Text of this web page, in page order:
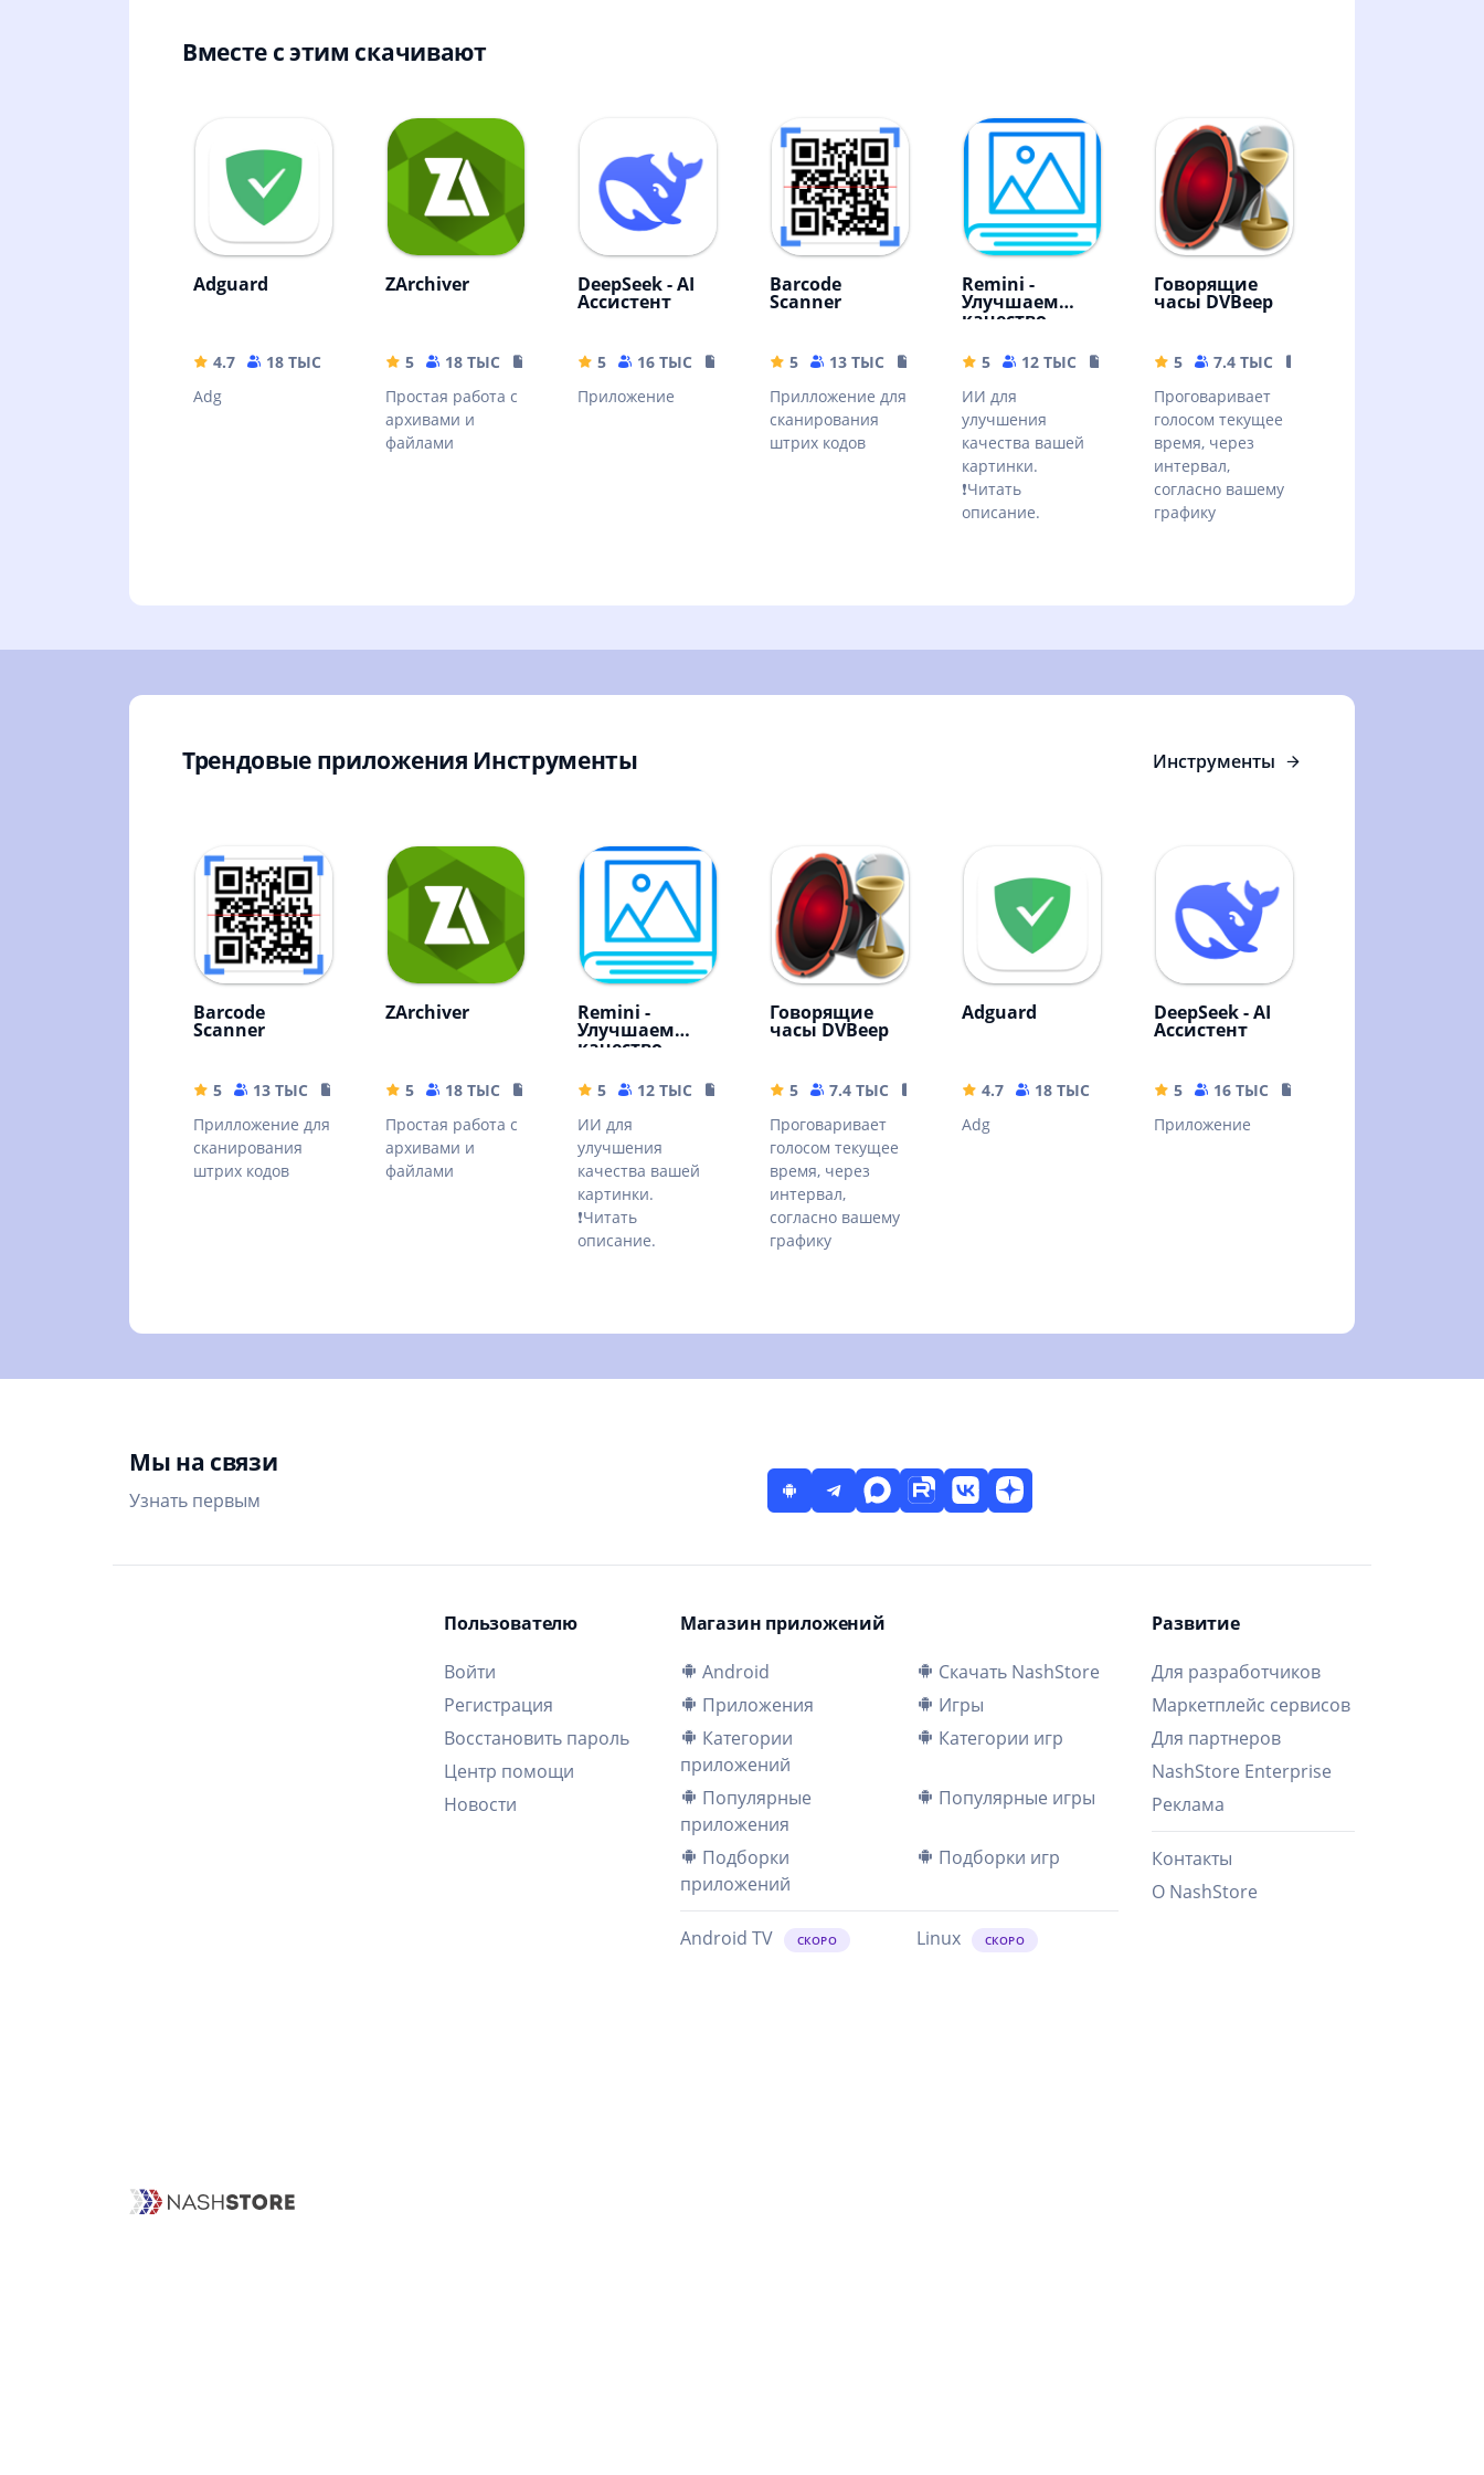
Вместе с этим скачивают
Adguard
4.7 18 ТЫС
35.63 MB
Adg
ZArchiver
5 18 ТЫС
10.32 MB
Простая работа с
архивами и
файлами
DeepSeek - AI
Ассистент
5 16 ТЫС
16.44 MB
Приложение
Barcode
Scanner
5 13 ТЫС
4.04 MB
Прилложение для
сканирования
штрих кодов
Remini -
Улучшаем
качество
5 12 ТЫС
79.19 MB
ИИ для
улучшения
качества вашей
картинки.
❗Читать
описание.
Говорящие
часы DVBeep
5 7.4 ТЫС
Проговаривает
голосом текущее
время, через
интервал,
согласно вашему
графику
Трендовые приложения Инструменты Инструменты
Barcode
Scanner
5 13 ТЫС
4.04 MB
Прилложение для
сканирования
штрих кодов
ZArchiver
5 18 ТЫС
10.32 MB
Простая работа с
архивами и
файлами
Remini -
Улучшаем
качество
5 12 ТЫС
79.19 MB
ИИ для
улучшения
качества вашей
картинки.
❗Читать
описание.
Говорящие
часы DVBeep
5 7.4 ТЫС
17.71 MB
Проговаривает
голосом текущее
время, через
интервал,
согласно вашему
графику
Adguard
4.7 18 ТЫС
35.63 MB
Adg
DeepSeek - AI
Ассистент
5 16 ТЫС
Приложение
Мы на связи
Узнать первым
Пользователю
Войти
Регистрация
Восстановить пароль
Центр помощи
Новости
Магазин приложений
Android
Скачать NashStore
Приложения
Игры
Категории
приложений
Категории игр
Популярные
приложения
Популярные игры
Подборки
приложений
Подборки игр
Android TV СКОРО Linux СКОРО
Развитие
Для разработчиков
Маркетплейс сервисов
Для партнеров
NashStore Enterprise
Реклама
Контакты
О NashStore